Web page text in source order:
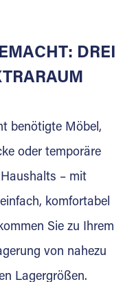
zur Miete, der
gebaut
DREI
benötigte Möbel,
oder temporäre
– mit
komfortabel
Sie zu Ihrem
von nahezu
Lagergrößen.